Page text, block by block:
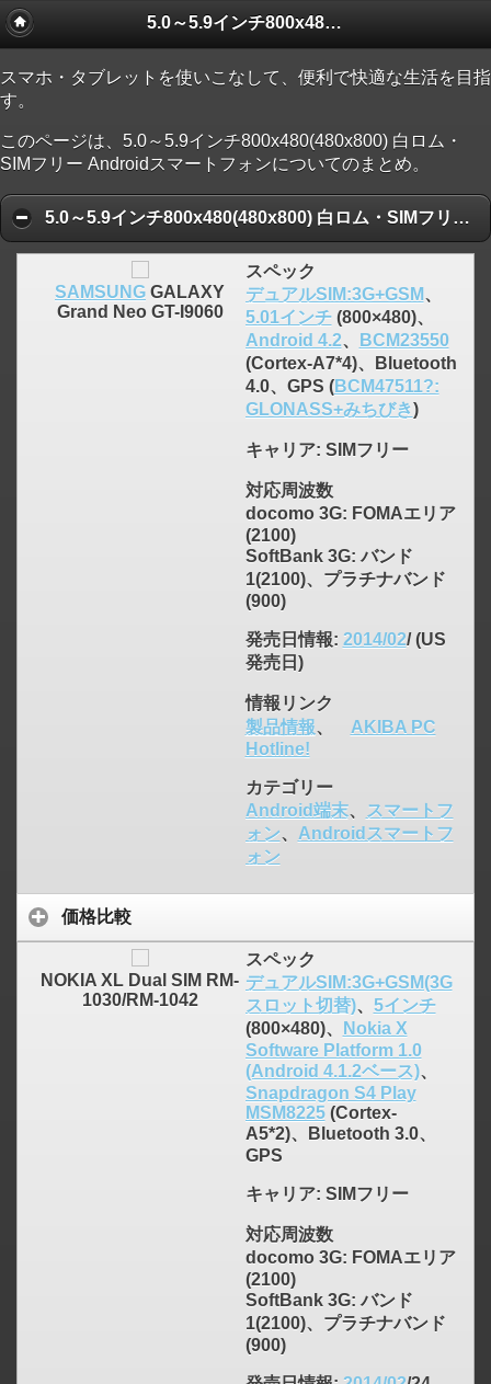
5.0～5.9インチ800x480(480x800) 白ロム・SIMフリー Androidスマートフォン
スマホ・タブレットを使いこなして、便利で快適な生活を目指
す。
このページは、5.0～5.9インチ800x480(480x800) 白ロム・
SIMフリー Androidスマートフォンについてのまとめ。
5.0～5.9インチ800x480(480x800) 白ロム・SIMフリー Androidスマートフォン 人気ランキング順
SAMSUNG GALAXY
Grand Neo GT-I9060
スペック
デュアルSIM:3G+GSM、
5.01インチ(800×480)、
Android 4.2、
BCM23550
(Cortex-A7*4)、Bluetooth
4.0、GPS (BCM47511?:
GLONASS+みちびき)
キャリア: SIMフリー
対応周波数
docomo 3G: FOMAエリア
(2100)
SoftBank 3G: バンド
1(2100)、プラチナバンド
(900)
発売日情報: 2014/02/ (US
発売日)
情報リンク
製品情報、
AKIBA PC
Hotline!
カテゴリー
Android端末、
スマートフ
ォン、 Androidスマートフ
ォン
価格比較
NOKIA XL Dual SIM RM-
1030/RM-1042
スペック
デュアルSIM:3G+GSM(3G
スロット切替)、 5インチ
(800×480)、
Nokia X
Software Platform 1.0
(Android 4.1.2ベース)、
Snapdragon S4 Play
MSM8225(Cortex-
A5*2)、Bluetooth 3.0、
GPS
キャリア: SIMフリー
対応周波数
docomo 3G: FOMAエリア
(2100)
SoftBank 3G: バンド
1(2100)、プラチナバンド
(900)